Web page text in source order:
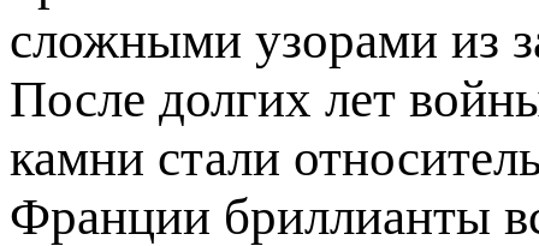
сложными узорами из
После долгих лет
камни стали
Франции бриллианты